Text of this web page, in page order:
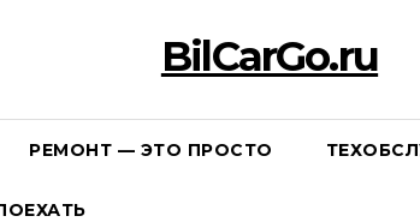
BilCarGo.ru
РЕМОНТ — ЭТО ПРОСТО